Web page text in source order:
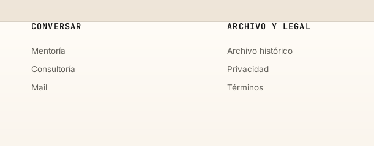
CONVERSAR
Mentoría
Consultoría
Mail
ARCHIVO Y LEGAL
Archivo histórico
Privacidad
Términos